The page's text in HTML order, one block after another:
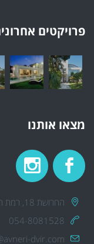
פרויקטים
מצאו אותנו
החרושת 18, רמת השרון
054-8081528
dvir.com